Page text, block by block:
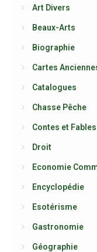
Art Divers
Beaux-Arts
Biographie
Cartes
Catalogues
Chasse Pêche
Contes et Fables
Droit
Economie
Encyclopédie
Esotérisme
Gastronomie
Géographie